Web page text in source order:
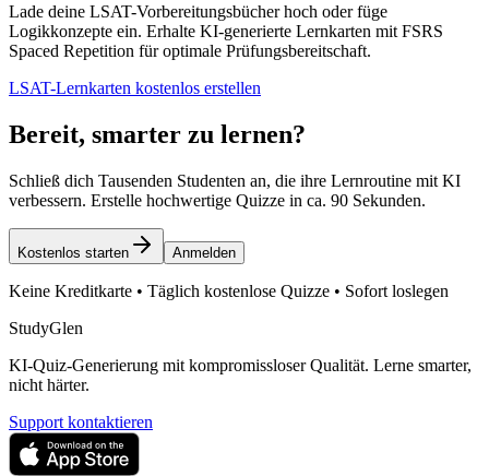
Lade deine LSAT-Vorbereitungsbücher hoch oder füge
Logikkonzepte ein. Erhalte KI-generierte Lernkarten mit FSRS
Spaced Repetition für optimale Prüfungsbereitschaft.
LSAT-Lernkarten kostenlos erstellen
Bereit, smarter zu lernen?
Schließ dich Tausenden Studenten an, die ihre Lernroutine mit KI
verbessern. Erstelle hochwertige Quizze in ca. 90 Sekunden.
Kostenlos starten Anmelden
Keine Kreditkarte • Täglich kostenlose Quizze • Sofort loslegen
StudyGlen
KI-Quiz-Generierung mit kompromissloser Qualität. Lerne smarter,
nicht härter.
Support kontaktieren